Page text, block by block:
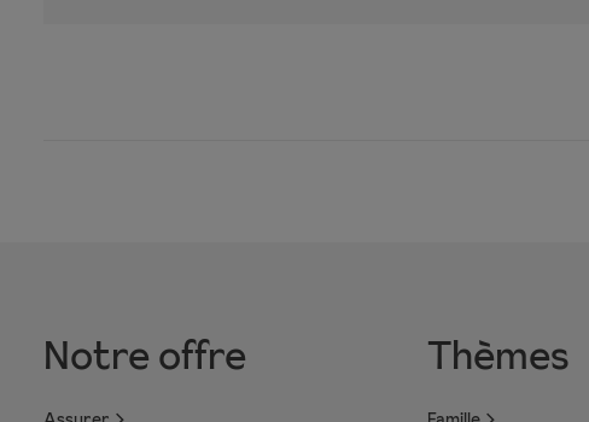
Notre offre Thèmes